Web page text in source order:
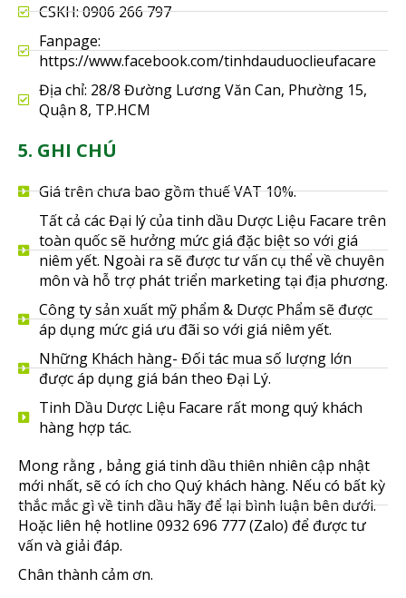
CSKH: 0906 266 797
Fanpage:
https://www.facebook.com/tinhdauduoclieufacare
Địa chỉ: 28/8 Đường Lương Văn Can, Phường 15,
Quận 8, TP.HCM
5. GHI CHÚ
Giá trên chưa bao gồm thuế VAT 10%.
Tất cả các Đại lý của tinh dầu Dược Liệu Facare trên
toàn quốc sẽ hưởng mức giá đặc biệt so với giá
niêm yết. Ngoài ra sẽ được tư vấn cụ thể về chuyên
môn và hỗ trợ phát triển marketing tại địa phương.
Công ty sản xuất mỹ phẩm & Dược Phẩm sẽ được
áp dụng mức giá ưu đãi so với giá niêm yết.
Những Khách hàng- Đối tác mua số lượng lớn
được áp dụng giá bán theo Đại Lý.
Tinh Dầu Dược Liệu Facare rất mong quý khách
hàng hợp tác.
Mong rằng , bảng giá tinh dầu thiên nhiên cập nhật
mới nhất, sẽ có ích cho Quý khách hàng. Nếu có bất kỳ
thắc mắc gì về tinh dầu hãy để lại bình luận bên dưới.
Hoặc liên hệ hotline 0932 696 777 (Zalo) để được tư
vấn và giải đáp.
Chân thành cảm ơn.